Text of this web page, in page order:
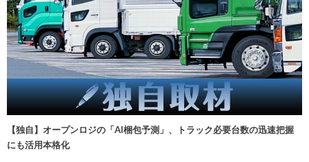
【独自】オープンロジの「AI梱包予測」、トラック必要台数の迅速把握
にも活用本格化